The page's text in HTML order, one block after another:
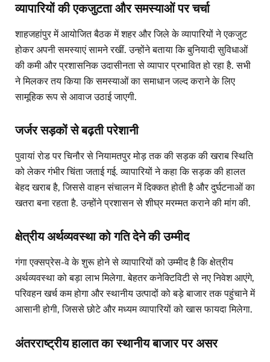
व्यापारियों की एकजुटता और समस्याओं पर चर्चा
शाहजहांपुर में आयोजित बैठक में शहर और जिले के व्यापारियों ने एकजुट
होकर अपनी समस्याएं सामने रखीं. उन्होंने बताया कि बुनियादी सुविधाओं
की कमी और प्रशासनिक उदासीनता से व्यापार प्रभावित हो रहा है. सभी
ने मिलकर तय किया कि समस्याओं का समाधान जल्द कराने के लिए
सामूहिक रूप से आवाज उठाई जाएगी.
जर्जर सड़कों से बढ़ती परेशानी
पुवायां रोड पर चिनौर से नियामतपुर मोड़ तक की सड़क की खराब स्थिति
को लेकर गंभीर चिंता जताई गई. व्यापारियों ने कहा कि सड़क की हालत
बेहद खराब है, जिससे वाहन संचालन में दिक्कत होती है और दुर्घटनाओं का
खतरा बना रहता है. उन्होंने प्रशासन से शीघ्र मरम्मत कराने की मांग की.
क्षेत्रीय अर्थव्यवस्था को गति देने की उम्मीद
गंगा एक्सप्रेस-वे के शुरू होने से व्यापारियों को उम्मीद है कि क्षेत्रीय
अर्थव्यवस्था को बड़ा लाभ मिलेगा. बेहतर कनेक्टिविटी से नए निवेश आएंगे,
परिवहन खर्च कम होगा और स्थानीय उत्पादों को बड़े बाजार तक पहुंचाने में
आसानी होगी, जिससे छोटे और मध्यम व्यापारियों को खास फायदा मिलेगा.
अंतरराष्ट्रीय हालात का स्थानीय बाजार पर असर